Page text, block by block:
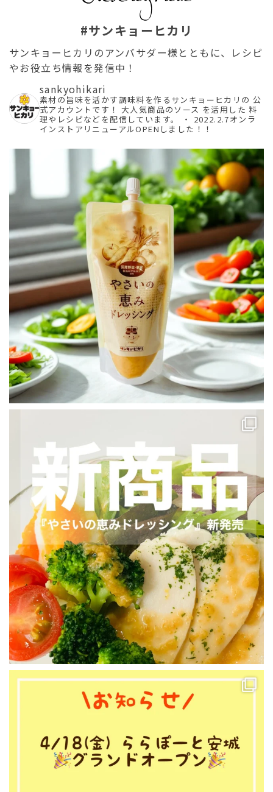
#サンキョーヒカリ
サンキョーヒカリのアンバサダー様とともに、レシピ
やお役立ち情報を発信中！
sankyohikari
素材の旨味を活かす調味料を作るサンキョーヒカリの 公
式アカウントです！ 大人気商品のソース を活用した 料
理やレシピなどを配信しています。
・
2022.2.7オンラ
インストアリニューアルOPENしました！！